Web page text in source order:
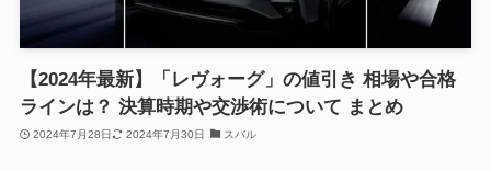
【2024年最新】「レヴォーグ」の値引き 相場や合格
ラインは？ 決算時期や交渉術について まとめ
2024年7月28日 2024年7月30日 スバル